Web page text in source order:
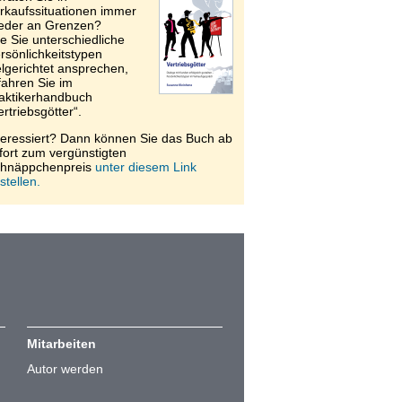
immer
an Grenzen?
Sie unterschiedliche
ansprechen,
Sie im
Dann können Sie das Buch ab
zum vergünstigten
unter diesem Link
Mitarbeiten
Autor werden